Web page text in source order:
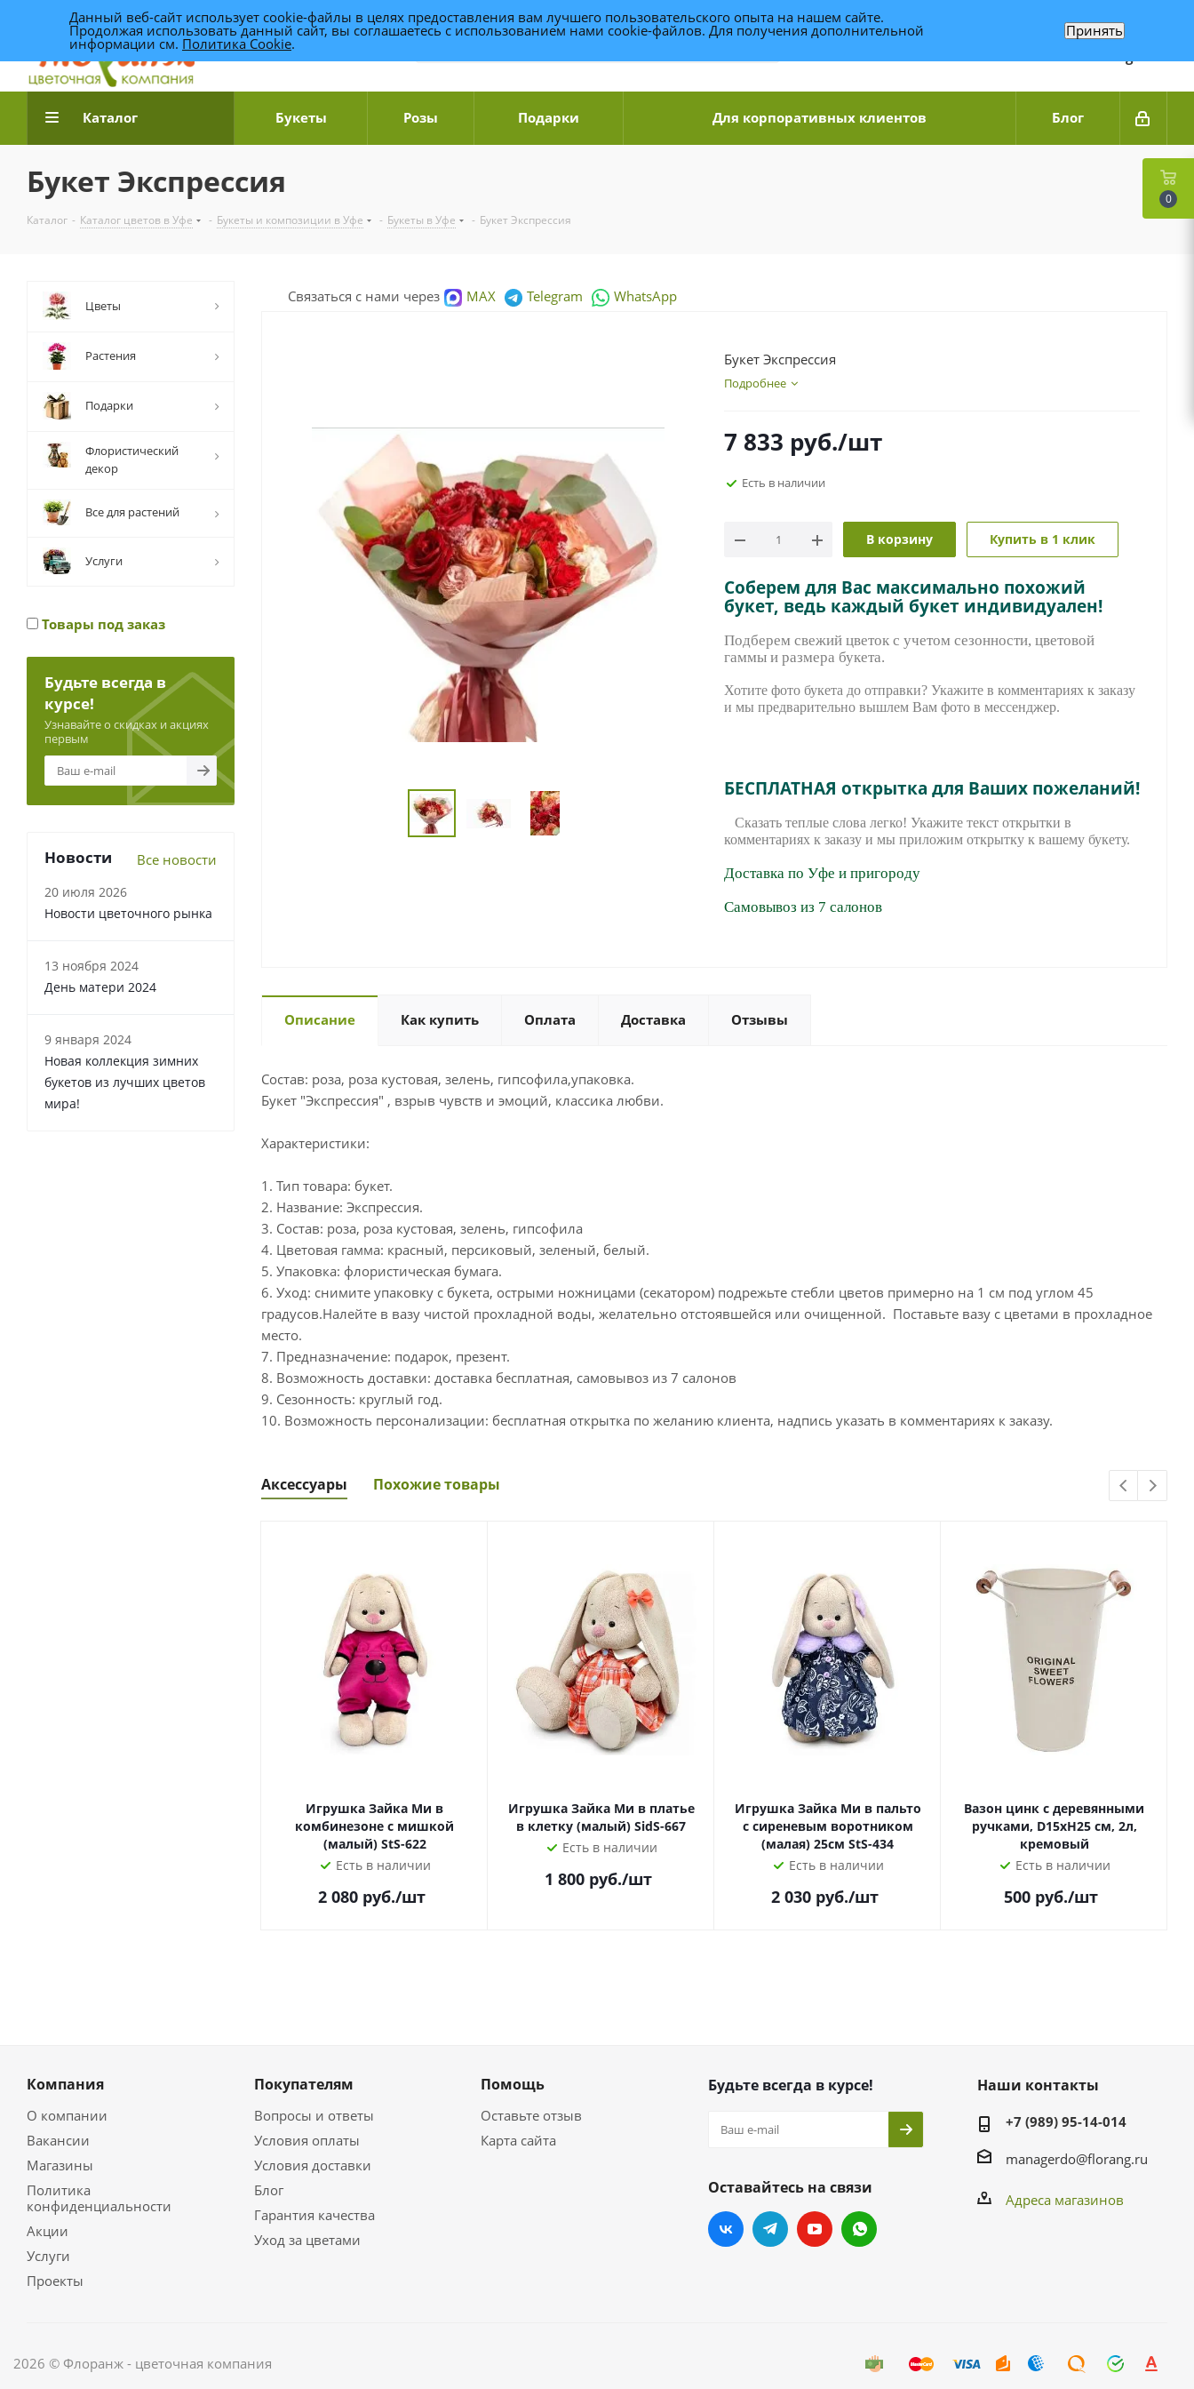
Доставка цветов по Уфе +7 (989) 95-14-014
Связаться по WhatsApp
Каталог Букеты Розы Подарки Для корпоративных клиентов Блог
Букет Экспрессия
Каталог - Каталог цветов в Уфе - Букеты и композиции в Уфе - Букеты в Уфе - Букет Экспрессия
Связаться с нами через MAX Telegram WhatsApp
Букет Экспрессия
Подробнее
7 833 руб./шт
Есть в наличии
В корзину Купить в 1 клик
Соберем для Вас максимально похожий
букет, ведь каждый букет индивидуален!
Подберем свежий цветок с учетом сезонности, цветовой
гаммы и размера букета.
Хотите фото букета до отправки? Укажите в комментариях к заказу
и мы предварительно вышлем Вам фото в мессенджер.
БЕСПЛАТНАЯ открытка для Ваших пожеланий!
Сказать теплые слова легко! Укажите текст открытки в
комментариях к заказу и мы приложим открытку к вашему букету.
Доставка по Уфе и пригороду
Самовывоз из 7 салонов
Описание Как купить Оплата Доставка Отзывы
Состав: роза, роза кустовая, зелень, гипсофила,упаковка.
Букет "Экспрессия" , взрыв чувств и эмоций, классика любви.
Характеристики:
1. Тип товара: букет.
2. Название: Экспрессия.
3. Состав: роза, роза кустовая, зелень, гипсофила
4. Цветовая гамма: красный, персиковый, зеленый, белый.
5. Упаковка: флористическая бумага.
6. Уход: снимите упаковку с букета, острыми ножницами (секатором) подрежьте стебли цветов примерно на 1 см под углом 45
градусов.Налейте в вазу чистой прохладной воды, желательно отстоявшейся или очищенной. Поставьте вазу с цветами в прохладное
место.
7. Предназначение: подарок, презент.
8. Возможность доставки: доставка бесплатная, самовывоз из 7 салонов
9. Сезонность: круглый год.
10. Возможность персонализации: бесплатная открытка по желанию клиента, надпись указать в комментариях к заказу.
Аксессуары Похожие товары
Игрушка Зайка Ми в
комбинезоне с мишкой
(малый) StS-622
Есть в наличии
2 080руб./шт
Игрушка Зайка Ми в платье
в клетку (малый) SidS-667
Есть в наличии
1 800руб./шт
Игрушка Зайка Ми в пальто
с сиреневым воротником
(малая) 25см StS-434
Есть в наличии
2 030руб./шт
Вазон цинк с деревянными
ручками, D15xH25 см, 2л,
кремовый
Есть в наличии
500 руб./шт
Цветы
Растения
Подарки
Флористический
декор
Все для растений
Услуги
Товары под заказ
Будьте всегда в
курсе!
Узнавайте о скидках и акциях
первым
Новости Все новости
20 июля 2026
Новости цветочного рынка
13 ноября 2024
День матери 2024
9 января 2024
Новая коллекция зимних
букетов из лучших цветов
мира!
Компания
О компании
Вакансии
Магазины
Политика
конфиденциальности
Акции
Услуги
Проекты
Покупателям
Вопросы и ответы
Условия оплаты
Условия доставки
Блог
Гарантия качества
Уход за цветами
Помощь
Оставьте отзыв
Карта сайта
Будьте всегда в курсе!
Оставайтесь на связи
Наши контакты
+7 (989) 95-14-014
managerdo@florang.ru
Адреса магазинов
2026 © Флоранж - цветочная компания
0
Данный веб-сайт использует cookie-файлы в целях предоставления вам лучшего пользовательского опыта на нашем сайте.
Продолжая использовать данный сайт, вы соглашаетесь с использованием нами cookie-файлов. Для получения дополнительной
информации см. Политика Cookie.
Принять